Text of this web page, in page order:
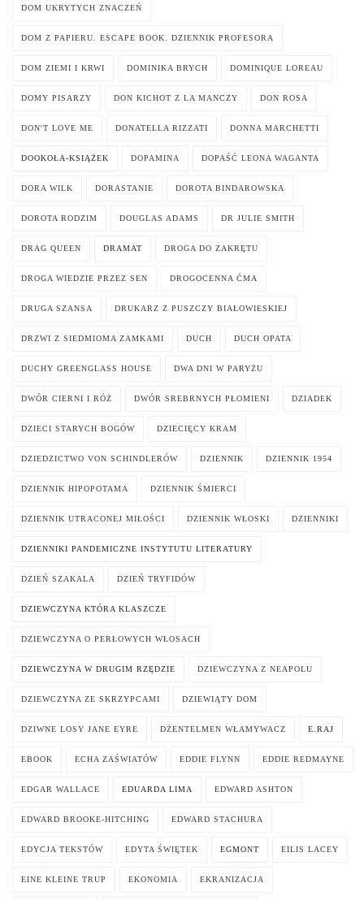
DOM UKRYTYCH ZNACZEŃ
DOM Z PAPIERU. ESCAPE BOOK. DZIENNIK PROFESORA
DOM ZIEMI I KRWI DOMINIKA BRYCH DOMINIQUE LOREAU
DOMY PISARZY DON KICHOT Z LA MANCZY DON ROSA
DON'T LOVE ME DONATELLA RIZZATI DONNA MARCHETTI
DOOKOŁA-KSIĄŻEK DOPAMINA DOPAŚĆ LEONA WAGANTA
DORA WILK DORASTANIE DOROTA BINDAROWSKA
DOROTA RODZIM DOUGLAS ADAMS DR JULIE SMITH
DRAG QUEEN DRAMAT DROGA DO ZAKRĘTU
DROGA WIEDZIE PRZEZ SEN DROGOCENNA ĆMA
DRUGA SZANSA DRUKARZ Z PUSZCZY BIAŁOWIESKIEJ
DRZWI Z SIEDMIOMA ZAMKAMI DUCH DUCH OPATA
DUCHY GREENGLASS HOUSE DWA DNI W PARYŻU
DWÓR CIERNI I RÓŻ DWÓR SREBRNYCH PŁOMIENI DZIADEK
DZIECI STARYCH BOGÓW DZIECIĘCY KRAM
DZIEDZICTWO VON SCHINDLERÓW DZIENNIK DZIENNIK 1954
DZIENNIK HIPOPOTAMA DZIENNIK ŚMIERCI
DZIENNIK UTRACONEJ MIŁOŚCI DZIENNIK WŁOSKI DZIENNIKI
DZIENNIKI PANDEMICZNE INSTYTUTU LITERATURY
DZIEŃ SZAKALA DZIEŃ TRYFIDÓW
DZIEWCZYNA KTÓRA KLASZCZE
DZIEWCZYNA O PERŁOWYCH WŁOSACH
DZIEWCZYNA W DRUGIM RZĘDZIE DZIEWCZYNA Z NEAPOLU
DZIEWCZYNA ZE SKRZYPCAMI DZIEWIĄTY DOM
DZIWNE LOSY JANE EYRE DŻENTELMEN WŁAMYWACZ E.RAJ
EBOOK ECHA ZAŚWIATÓW EDDIE FLYNN EDDIE REDMAYNE
EDGAR WALLACE EDUARDA LIMA EDWARD ASHTON
EDWARD BROOKE-HITCHING EDWARD STACHURA
EDYCJA TEKSTÓW EDYTA ŚWIĘTEK EGMONT EILIS LACEY
EINE KLEINE TRUP EKONOMIA EKRANIZACJA